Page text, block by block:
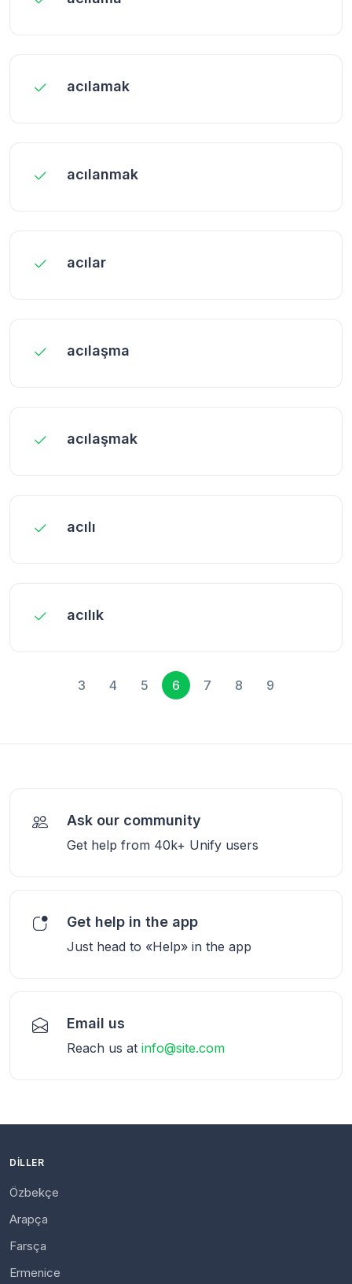
acılamak
acılanmak
acılar
acılaşma
acılaşmak
acılı
acılık
3 4 5 6 7 8 9
Ask our community
Get help from 40k+ Unify users
Get help in the app
Just head to «Help» in the app
Email us
Reach us at info@site.com
DILLER
Özbekçe
Arapça
Farsça
Ermenice